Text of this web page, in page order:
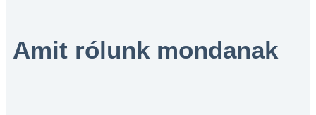
Amit rólunk mondanak